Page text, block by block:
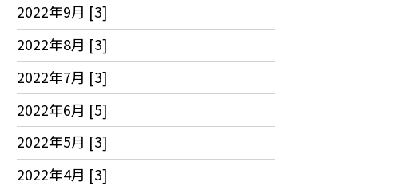
2022年9月 [3]
2022年8月 [3]
2022年7月 [3]
2022年6月 [5]
2022年5月 [3]
2022年4月 [3]